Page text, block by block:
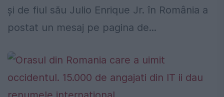
și de fiul său Julio Enrique Jr. în România a
postat un mesaj pe pagina de...